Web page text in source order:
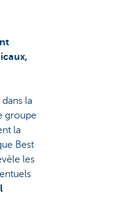
la
groupe
la
Best
les